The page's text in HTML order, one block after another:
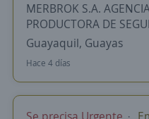
MERBROK S.A.
PRODUCTORA DE
Guayaquil, Guayas
Hace 4 días